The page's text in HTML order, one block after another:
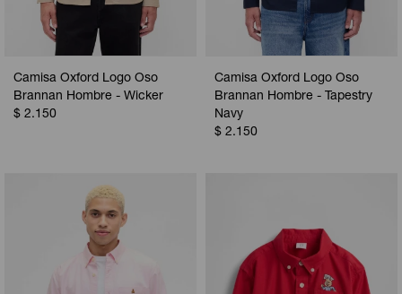
Camisa Oxford Logo Oso
Brannan Hombre - Wicker
$ 2.150
Camisa Oxford Logo Oso
Brannan Hombre - Tapestry
Navy
$ 2.150